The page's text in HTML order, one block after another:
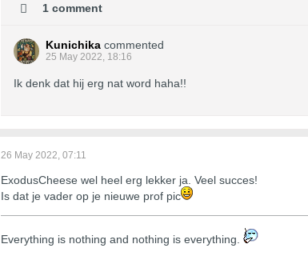
1 comment
Kunichika commented
25 May 2022, 18:16
Ik denk dat hij erg nat word haha!!
26 May 2022, 07:11
ExodusCheese wel heel erg lekker ja. Veel succes!
Is dat je vader op je nieuwe prof pic
​​​​​​Everything is nothing and nothing is everything.